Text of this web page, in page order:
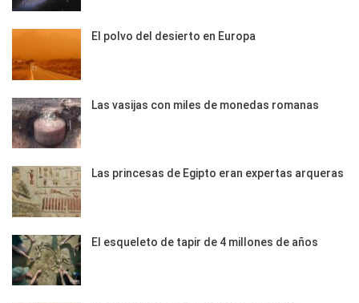
El polvo del desierto en Europa
Las vasijas con miles de monedas romanas
Las princesas de Egipto eran expertas arqueras
El esqueleto de tapir de 4 millones de años